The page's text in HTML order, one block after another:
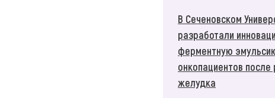
В Сеченовском
разработали
ферментную
онкопациентов после
желудка